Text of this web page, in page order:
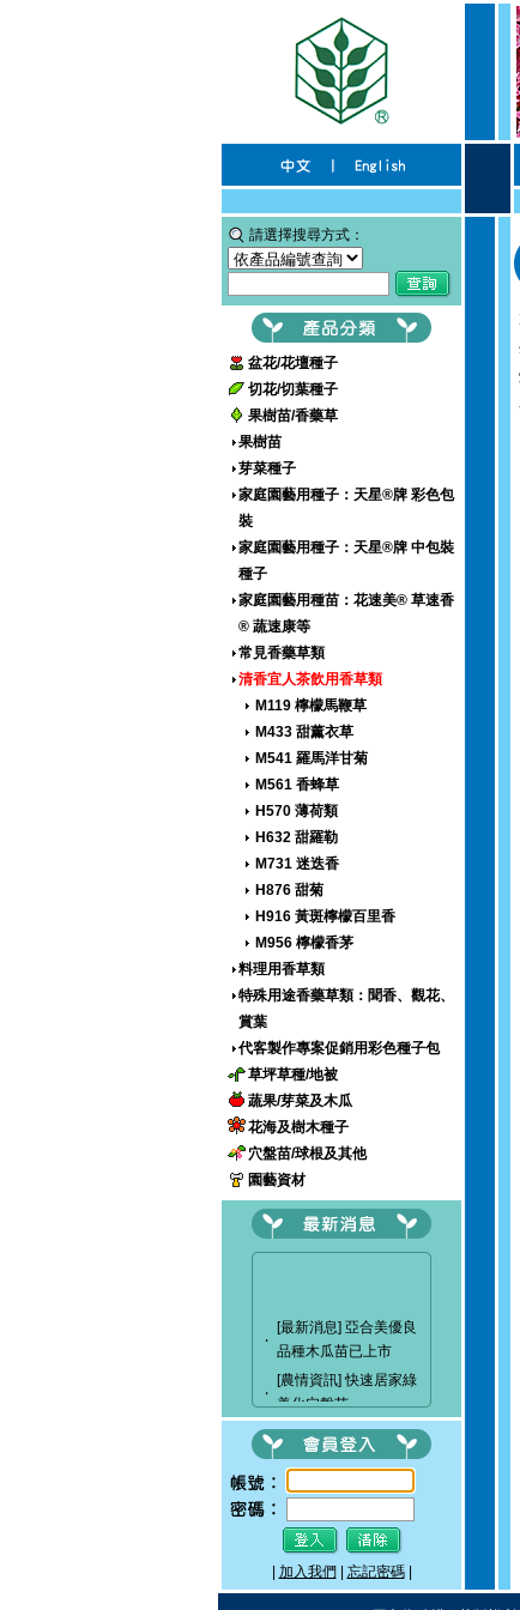
請選擇搜尋方式：
盆花/花壇種子
切花/切葉種子
果樹苗/香藥草
果樹苗
芽菜種子
家庭園藝用種子：天星®牌 彩色包
裝
家庭園藝用種子：天星®牌 中包裝
種子
家庭園藝用種苗：花速美® 草速香
® 蔬速康等
常見香藥草類
清香宜人茶飲用香草類
M119 檸檬馬鞭草
M433 甜薰衣草
M541 羅馬洋甘菊
M561 香蜂草
H570 薄荷類
H632 甜羅勒
M731 迷迭香
H876 甜菊
H916 黃斑檸檬百里香
M956 檸檬香茅
料理用香草類
特殊用途香藥草類：聞香、觀花、
賞葉
代客製作專案促銷用彩色種子包
草坪草種/地被
蔬果/芽菜及木瓜
花海及樹木種子
穴盤苗/球根及其他
園藝資材
[最新消息] 亞合美優良
品種木瓜苗已上市
[農情資訊] 快速居家綠
美化穴盤苗
‧
[最新消息] 穗耕種苗成
立粉絲專頁
現新大地-2017 關渡花
海節
加入我們 忘記密碼|